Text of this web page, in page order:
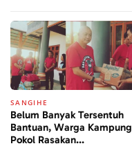
SANGIHE
Belum Banyak Tersentuh
Bantuan, Warga Kampung
Pokol Rasakan...